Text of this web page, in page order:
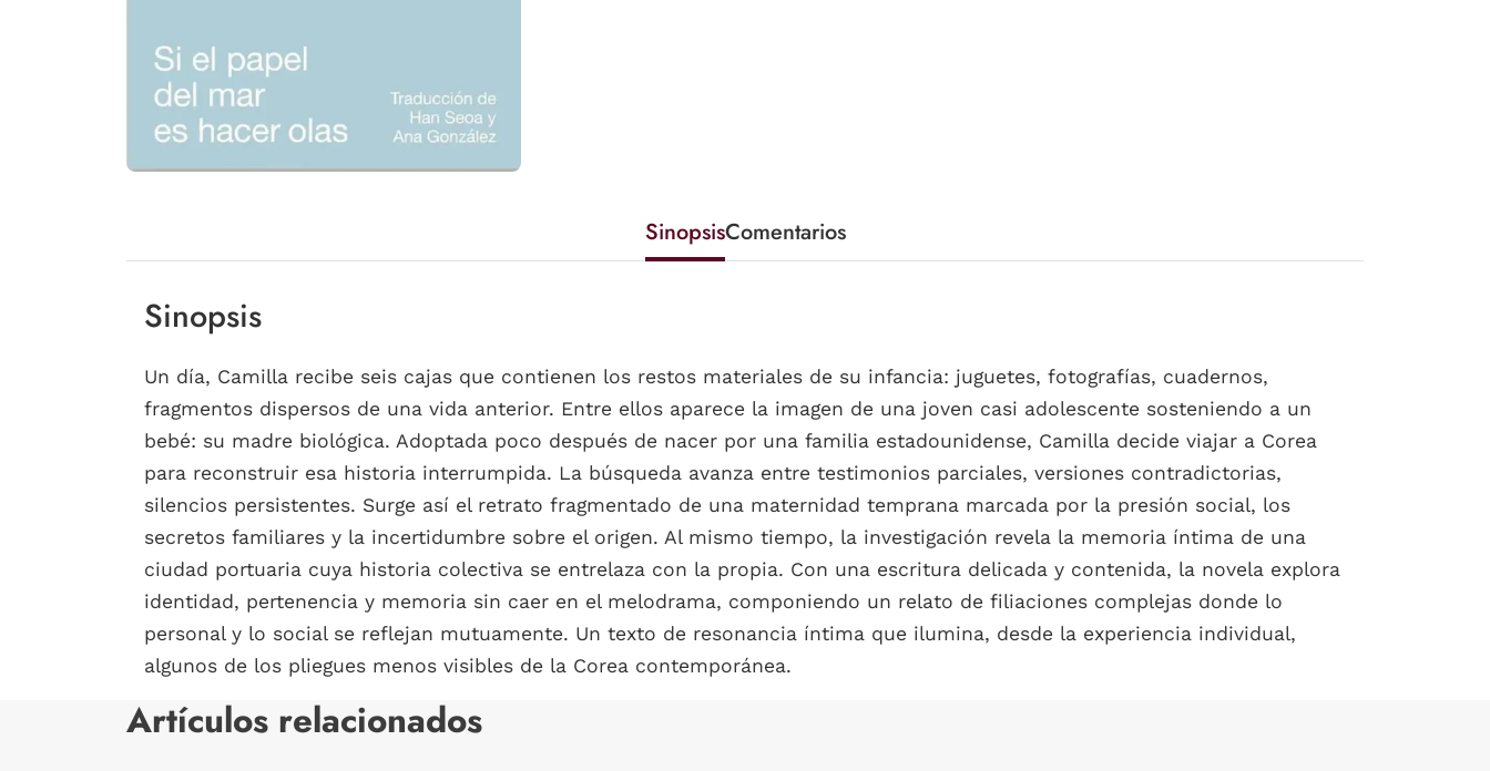
SinopsisComentarios
Sinopsis
Un día, Camilla recibe seis cajas que contienen los restos materiales de su infancia: juguetes, fotografías, cuadernos,
fragmentos dispersos de una vida anterior. Entre ellos aparece la imagen de una joven casi adolescente sosteniendo a un
bebé: su madre biológica. Adoptada poco después de nacer por una familia estadounidense, Camilla decide viajar a Corea
para reconstruir esa historia interrumpida. La búsqueda avanza entre testimonios parciales, versiones contradictorias,
silencios persistentes. Surge así el retrato fragmentado de una maternidad temprana marcada por la presión social, los
secretos familiares y la incertidumbre sobre el origen. Al mismo tiempo, la investigación revela la memoria íntima de una
ciudad portuaria cuya historia colectiva se entrelaza con la propia. Con una escritura delicada y contenida, la novela explora
identidad, pertenencia y memoria sin caer en el melodrama, componiendo un relato de filiaciones complejas donde lo
personal y lo social se reflejan mutuamente. Un texto de resonancia íntima que ilumina, desde la experiencia individual,
algunos de los pliegues menos visibles de la Corea contemporánea.
Artículos relacionados